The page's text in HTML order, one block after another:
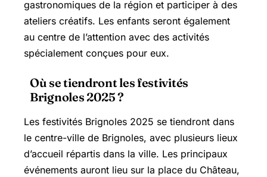
gastronomiques de la région et participer à des
ateliers créatifs. Les enfants seront également
au centre de l’attention avec des activités
spécialement conçues pour eux.
Où se tiendront les festivités
Brignoles 2025 ?
Les festivités Brignoles 2025 se tiendront dans
le centre-ville de Brignoles, avec plusieurs lieux
d’accueil répartis dans la ville. Les principaux
événements auront lieu sur la place du Château,